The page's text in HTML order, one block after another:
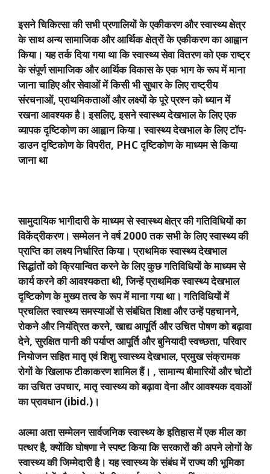
इसने चिकित्सा की सभी प्रणालियों के एकीकरण और स्वास्थ्य क्षेत्र
के साथ अन्य सामाजिक और आर्थिक क्षेत्रों के एकीकरण का आह्वान
किया। यह तर्क दिया गया था कि स्वास्थ्य सेवा वितरण को एक राष्ट्र
के संपूर्ण सामाजिक और आर्थिक विकास के एक भाग के रूप में माना
जाना चाहिए और सेवाओं में किसी भी सुधार के लिए राष्ट्रीय
संरचनाओं,प्राथमिकताओं और लक्ष्यों के पूरे प्रश्न को ध्यान में
रखना आवश्यक है। इसलिए,इसने स्वास्थ्य देखभाल के लिए एक
व्यापक दृष्टिकोण का आह्वान किया। स्वास्थ्य देखभाल के लिए टॉप-
डाउन दृष्टिकोण के विपरीत, PHCदृष्टिकोण के माध्यम से किया
जाना था
सामुदायिक भागीदारी के माध्यम से स्वास्थ्य क्षेत्र की गतिविधियों का
विकेंद्रीकरण। सम्मेलन ने वर्ष2000तक सभी के लिए स्वास्थ्य की
प्राप्ति का लक्ष्य निर्धारित किया। प्राथमिक स्वास्थ्य देखभाल
सिद्धांतों को क्रियान्वित करने के लिए कुछ गतिविधियों के माध्यम से
कार्य करने की आवश्यकता थी,जिन्हें प्राथमिक स्वास्थ्य देखभाल
दृष्टिकोण के मुख्य तत्व के रूप में माना गया था। गतिविधियों में
प्रचलित स्वास्थ्य समस्याओं से संबंधित शिक्षा और उन्हें पहचानने,
रोकने और नियंत्रित करने,खाद्य आपूर्ति और उचित पोषण को बढ़ावा
देने,सुरक्षित पानी की पर्याप्त आपूर्ति और बुनियादी स्वच्छता,परिवार
नियोजन सहित मातृ एवं शिशु स्वास्थ्य देखभाल,प्रमुख संक्रामक
रोगों के खिलाफ टीकाकरण शामिल हैं। ,सामान्य बीमारियों और चोटों
का उचित उपचार,मातृ स्वास्थ्य को बढ़ावा देना और आवश्यक दवाओं
का प्रावधान (ibid.) ।
अल्मा अता सम्मेलन सार्वजनिक स्वास्थ्य के इतिहास में एक मील का
पत्थर है,क्योंकि घोषणा ने स्पष्ट किया कि सरकारों की अपने लोगों के
स्वास्थ्य की जिम्मेदारी है। यह स्वास्थ्य के संबंध में राज्य की भूमिका